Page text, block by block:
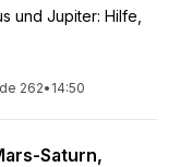
und Jupiter: Hilfe,
262• 14:50
Saturn,